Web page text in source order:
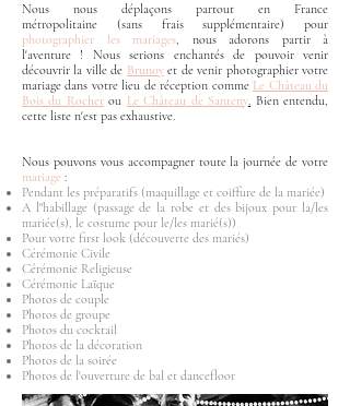
Nous nous déplaçons partout en France
métropolitaine (sans frais supplémentaire) pour
photographier les mariages, nous adorons partir à
l'aventure ! Nous serions enchantés de pouvoir venir
découvrir la ville de Brunoyet de venir photographier votre
mariage dans votre lieu de réception comme Le Château du
Bois du Rocherou Le Château de Santeny. Bien entendu,
cette liste n'est pas exhaustive.
Nous pouvons vous accompagner toute la journée de votre
mariage :
Pendant les préparatifs (maquillage et coiffure de la mariée)
A l"habillage (passage de la robe et des bijoux pour la/les
mariée(s), le costume pour le/les marié(s))
Pour votre first look (découverte des mariés)
Cérémonie Civile
Cérémonie Religieuse
Cérémonie Laïque
Photos de couple
Photos de groupe
Photos du cocktail
Photos de la décoration
Photos de la soirée
Photos de l'ouverture de bal et dancefloor